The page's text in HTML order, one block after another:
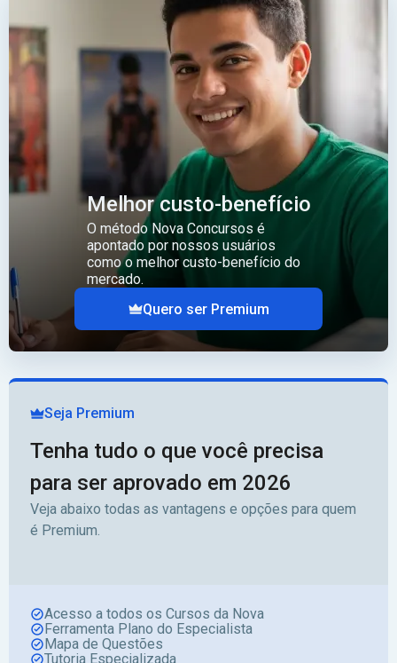
Melhor custo-benefício
O método Nova Concursos é
apontado por nossos usuários
como o melhor custo-benefício do
mercado.
Quero ser Premium
Seja Premium
Tenha tudo o que você precisa
para ser aprovado em 2026
Veja abaixo todas as vantagens e opções para quem
é Premium.
Acesso a todos os Cursos da Nova
Ferramenta Plano do Especialista
Mapa de Questões
Tutoria Especializada